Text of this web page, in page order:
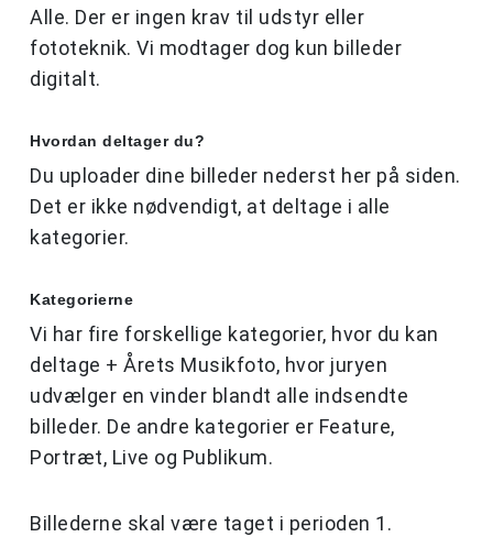
Alle. Der er ingen krav til udstyr eller
fototeknik. Vi modtager dog kun billeder
digitalt.
Hvordan deltager du?
Du uploader dine billeder nederst her på siden.
Det er ikke nødvendigt, at deltage i alle
kategorier.
Kategorierne
Vi har fire forskellige kategorier, hvor du kan
deltage + Årets Musikfoto, hvor juryen
udvælger en vinder blandt alle indsendte
billeder. De andre kategorier er Feature,
Portræt, Live og Publikum.
Billederne skal være taget i perioden 1.